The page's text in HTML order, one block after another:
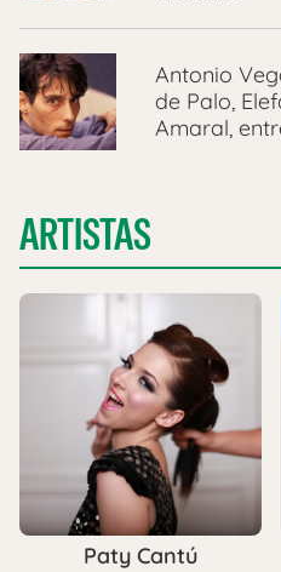
Antonio
de Palo,
Amaral,
ARTISTAS
Paty Cantú